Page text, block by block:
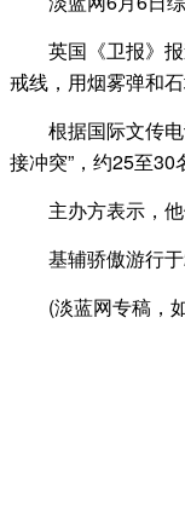
英国《卫报》报
戒线，用烟雾弹和石
根据国际文传电
接冲突”，约25至30
主办方表示，他
基辅骄傲游行于
(淡蓝网专稿，如